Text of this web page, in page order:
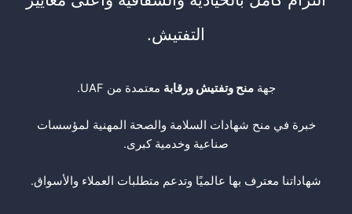
التفتيش.
جهةمنح وتفتيش ورقابة معتمدة من UAF.
خبرة في منح شهادات السلامة والصحة المهنية لمؤسسات
صناعية وخدمية كبرى.
شهاداتنا معترف بها عالميًا وتدعم متطلبات العملاء والأسواق.